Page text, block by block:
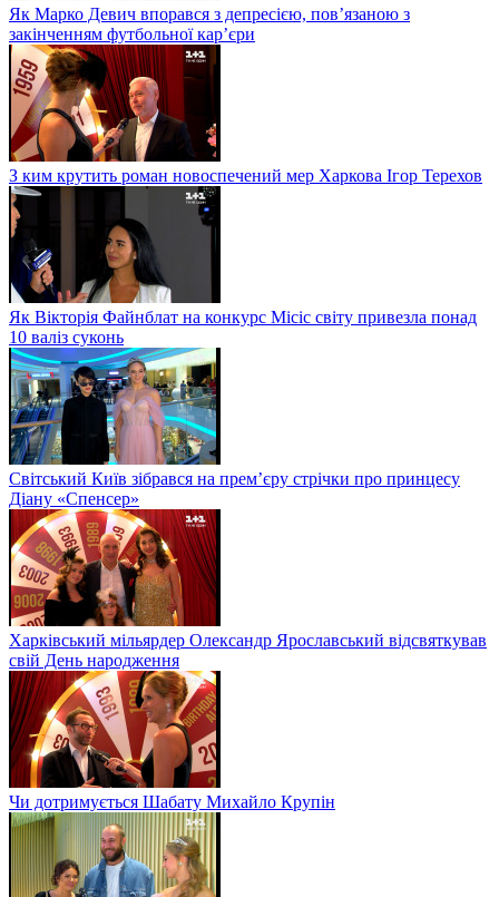
Як Марко Девич впорався з депресією, пов’язаною з
закінченням футбольної кар’єри
З ким крутить роман новоспечений мер Харкова Ігор Терехов
Як Вікторія Файнблат на конкурс Місіс світу привезла понад
10 валіз суконь
Світський Київ зібрався на прем’єру стрічки про принцесу
Діану «Спенсер»
Харківський мільярдер Олександр Ярославський відсвяткував
свій День народження
Чи дотримується Шабату Михайло Крупін